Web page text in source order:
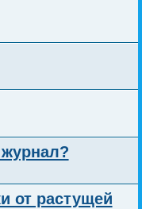
от растущей